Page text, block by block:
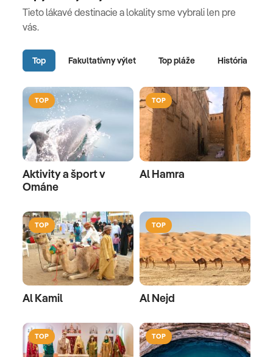
Tieto lákavé destinacie a lokality sme vybrali len pre
vás.
Top Fakultatívny výlet Top pláže História
TOP
Aktivity a šport v
Ománe
TOP
Al Hamra
TOP
Al Kamil
TOP
Al Nejd
TOP TOP